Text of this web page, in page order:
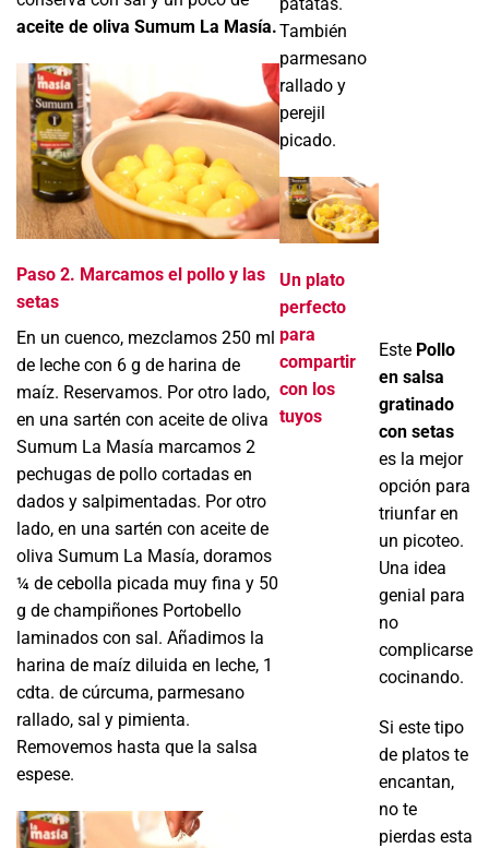
aceite de oliva Sumum La Masía.
Paso 2. Marcamos el pollo y las
setas
En un cuenco, mezclamos 250 ml
de leche con 6 g de harina de
maíz. Reservamos. Por otro lado,
en una sartén con aceite de oliva
Sumum La Masía marcamos 2
pechugas de pollo cortadas en
dados y salpimentadas. Por otro
lado, en una sartén con aceite de
oliva Sumum La Masía, doramos
¼ de cebolla picada muy fina y 50
g de champiñones Portobello
laminados con sal. Añadimos la
harina de maíz diluida en leche, 1
cdta. de cúrcuma, parmesano
rallado, sal y pimienta.
Removemos hasta que la salsa
espese.
También
parmesano
rallado y
perejil
picado.
Un plato
perfecto
para
compartir
con los
tuyos
Este Pollo
en salsa
gratinado
con setas
es la mejor
opción para
triunfar en
un picoteo.
Una idea
genial para
no
complicarse
cocinando.
Si este tipo
de platos te
encantan,
no te
pierdas esta